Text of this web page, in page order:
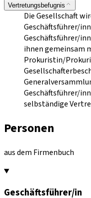
Vertretungsbefugnis
Die Gesellschaft
Geschäftsführer/
Geschäftsführer/
ihnen gemeinsam
Prokuristin/
Geschäftsführer/
selbständige
Personen
aus dem Firmenbuch
Geschäftsführer/in